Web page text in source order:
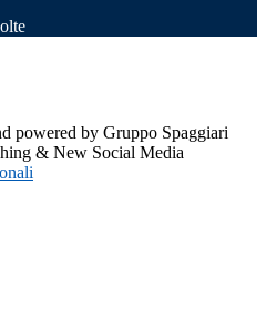
powered by Gruppo Spaggiari
& New Social Media